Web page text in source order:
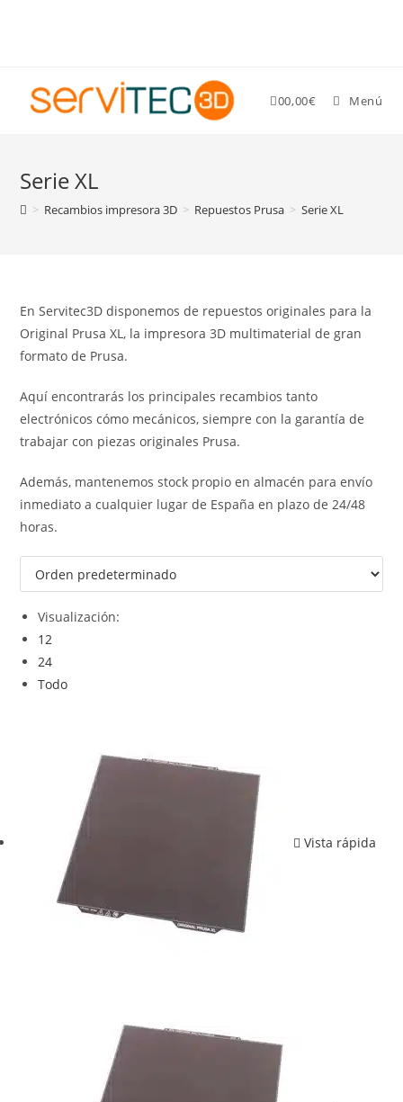
00,00€ Menú
Serie XL
> Recambios impresora 3D > Repuestos Prusa > Serie XL
En Servitec3D disponemos de repuestos originales para la
Original Prusa XL, la impresora 3D multimaterial de gran
formato de Prusa.
Aquí encontrarás los principales recambios tanto
electrónicos cómo mecánicos, siempre con la garantía de
trabajar con piezas originales Prusa.
Además, mantenemos stock propio en almacén para envío
inmediato a cualquier lugar de España en plazo de 24/48
horas.
Visualización:
12
24
Todo
Vista rápida